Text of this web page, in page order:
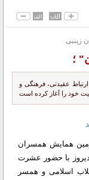
زینبی
؛
عقیدتی، فرهنگی و
خود را آغاز کرده است
همایش همسران
با حضور عشرت
اسلامی و همسر